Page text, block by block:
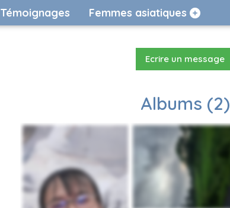
Témoignages Femmes asiatiques
Ecrire un message
Albums (2)